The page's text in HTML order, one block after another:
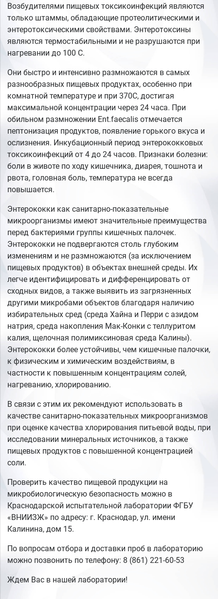
Возбудителями пищевых токсикоинфекций являются
только штаммы, обладающие протеолитическими и
энтеротоксическими свойствами. Энтеротоксины
являются термостабильными и не разрушаются при
нагревании до 100 С.
Они быстро и интенсивно размножаются в самых
разнообразных пищевых продуктах, особенно при
комнатной температуре и при 370С, достигая
максимальной концентрации через 24 часа. При
обильном размножении Ent.faecalis отмечается
пептонизация продуктов, появление горького вкуса и
ослизнения. Инкубационный период энтерококковых
токсикоинфекций от 4 до 24 часов. Признаки болезни:
боли в животе по ходу кишечника, диарея, тошнота и
рвота, головная боль, температура не всегда
повышается.
Энтерококки как санитарно-показательные
микроорганизмы имеют значительные преимущества
перед бактериями группы кишечных палочек.
Энтерококки не подвергаются столь глубоким
изменениям и не размножаются (за исключением
пищевых продуктов) в объектах внешней среды. Их
легче идентифицировать и дифференцировать от
сходных видов, а также выявить из загрязненных
другими микробами объектов благодаря наличию
избирательных сред (среда Хайна и Перри с азидом
натрия, среда накопления Мак-Конки с теллуритом
калия, щелочная полимиксиновая среда Калины).
Энтерококки более устойчивы, чем кишечные палочки,
к физическим и химическим воздействиям, в
частности к повышенным концентрациям солей,
нагреванию, хлорированию.
В связи с этим их рекомендуют использовать в
качестве санитарно-показательных микроорганизмов
при оценке качества хлорирования питьевой воды, при
исследовании минеральных источников, а также
пищевых продуктов с повышенной концентрацией
соли.
Проверить качество пищевой продукции на
микробиологическую безопасность можно в
Краснодарской испытательной лаборатории ФГБУ
«ВНИИЗЖ» по адресу: г. Краснодар, ул. имени
Калинина, дом 15.
По вопросам отбора и доставки проб в лабораторию
можно позвонить по телефону: 8 (861) 221-60-53
Ждем Вас в нашей лаборатории!